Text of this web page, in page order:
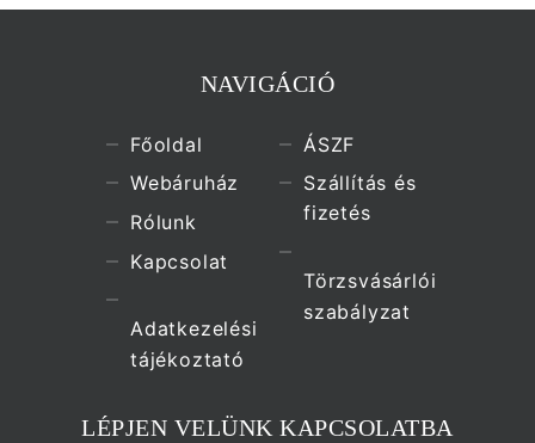
NAVIGÁCIÓ
Főoldal
Webáruház
Rólunk
Kapcsolat
Adatkezelési
tájékoztató
ÁSZF
Szállítás és
fizetés
Törzsvásárlói
szabályzat
LÉPJEN VELÜNK KAPCSOLATBA